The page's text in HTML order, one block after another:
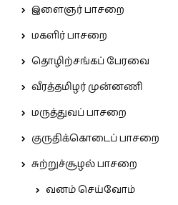
இளைஞர் பாசறை
மகளிர் பாசறை
தொழிற்சங்கப் பேரவை
வீரத்தமிழர் முன்னணி
மருத்துவப் பாசறை
குருதிக்கொடைப் பாசறை
சுற்றுச்சூழல் பாசறை
வனம் செய்வோம்